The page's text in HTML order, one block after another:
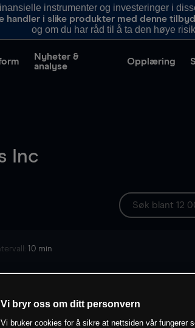
instrumenter og investeringer i
handler i slike produkter med denne
og om du har råd til å ta den høye
Nyheter &
analyse
Opplæring
Inc
10 min
Vi bryr oss om ditt personvern
Vi bruker cookies for å sikre at nettsiden vår fungerer